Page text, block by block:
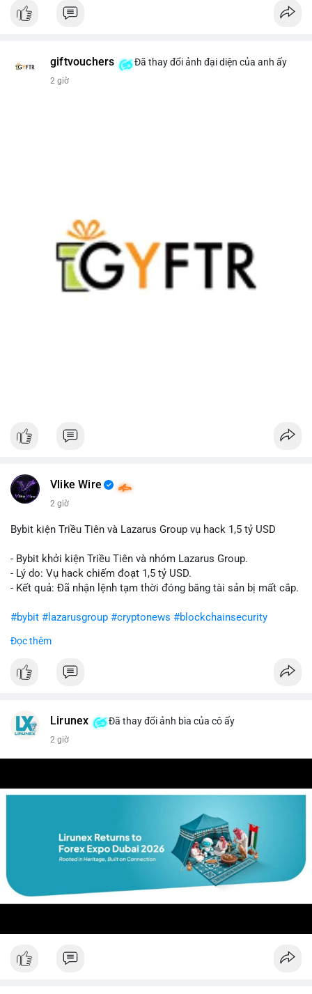
giftvouchers Đã thay đổi ảnh đại diện của anh ấy
2 giờ
Vlike Wire
2 giờ
Bybit kiện Triều Tiên và Lazarus Group vụ hack 1,5 tỷ USD
- Bybit khởi kiện Triều Tiên và nhóm Lazarus Group.
- Lý do: Vụ hack chiếm đoạt 1,5 tỷ USD.
- Kết quả: Đã nhận lệnh tạm thời đóng băng tài sản bị mất cắp.
#bybit #lazarusgroup #cryptonews #blockchainsecurity
$btc $eth
#vlikevn #titanbot
Đọc thêm
Lirunex Đã thay đổi ảnh bìa của cô ấy
2 giờ